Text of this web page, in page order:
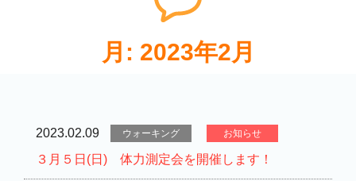
月: 2023年2月
2023.02.09 ウォーキング お知らせ
３月５日(日) 体力測定会を開催します！